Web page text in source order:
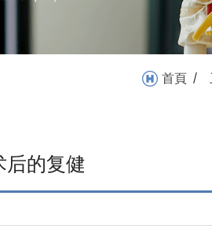
首頁 /
后的复健